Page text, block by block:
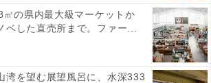
㎡の県内最大級マーケットか
ベした直売所まで。ファー...
湾を望む展望風呂に、水深333